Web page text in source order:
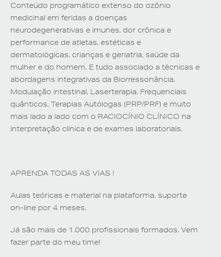
Conteúdo programático extenso do ozônio
medicinal em feridas a doenças
neurodegenerativas e imunes, dor crônica e
performance de atletas, estéticas e
dermatológicas, crianças e geriatria, saúde da
mulher e do homem. E tudo associado a técnicas e
abordagens integrativas da Biorressonância,
Modulação intestinal, Laserterapia, Frequenciais
quânticos, Terapias Autólogas (PRP/PRF) e muito
mais lado a lado com o RACIOCÍNIO CLÍNICO na
interpretação clínica e de exames laboratoriais.
APRENDA TODAS AS VIAS !
Aulas teóricas e material na plataforma, suporte
on-line por 4 meses.
Já são mais de 1.000 profissionais formados. Vem
fazer parte do meu time!